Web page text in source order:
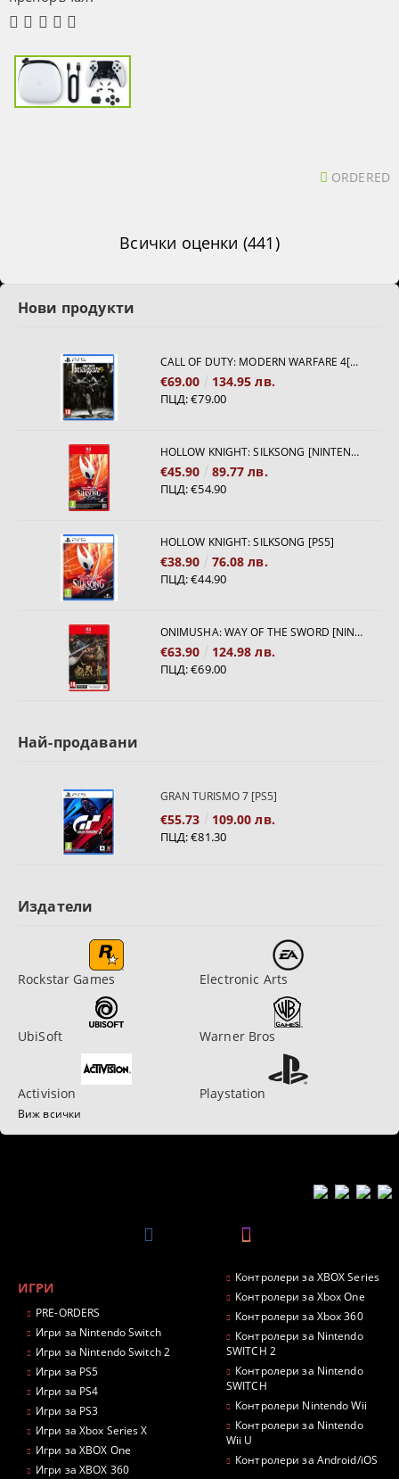
ORDERED
Всички оценки (441)
Нови продукти
CALL OF DUTY: MODERN WARFARE 4[PS5]
€69.00 134.95 лв.
ПЦД:€79.00
HOLLOW KNIGHT: SILKSONG [NINTENDO SWITCH 2]
€45.90 89.77 лв.
ПЦД:€54.90
HOLLOW KNIGHT: SILKSONG [PS5]
€38.90 76.08 лв.
ПЦД:€44.90
ONIMUSHA: WAY OF THE SWORD [NINTENDO SWITCH 2]
€63.90 124.98 лв.
ПЦД:€69.00
Най-продавани
GRAN TURISMO 7 [PS5]
€55.73 109.00 лв.
ПЦД:€81.30
Издатели
Rockstar Games Electronic Arts
UbiSoft Warner Bros
Activision Playstation
Виж всички
ИГРИ
PRE-ORDERS
Игри за Nintendo Switch
Игри за Nintendo Switch 2
Игри за PS5
Игри за PS4
Игри за PS3
Игри за Xbox Series X
Игри за XBOX One
Игри за XBOX 360
Контролери за XBOX Series
Контролери за Xbox One
Контролери за Xbox 360
Контролери за Nintendo
SWITCH 2
Контролери за Nintendo
SWITCH
Контролери Nintendo Wii
Контролери за Nintendo
Wii U
Контролери за Android/iOS